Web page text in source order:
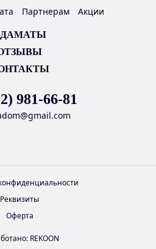
Партнерам Акции
981-66-81
Реквизиты
Оферта
REKOON